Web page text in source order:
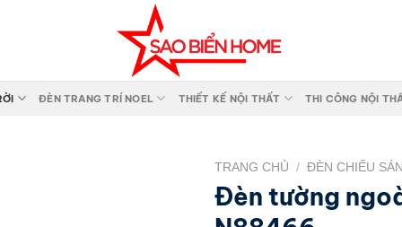
ĐÈN TRANG TRÍ NOEL THIẾT KẾ NỘI THẤT THI CÔNG NỘI
TRANG CHỦ / ĐÈN CHIẾU
Đèn tường